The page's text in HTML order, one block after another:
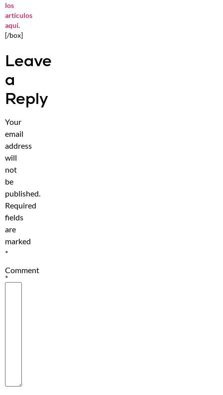
los
artículos
aquí.
[/box]
Leave
a
Reply
Your
email
address
will
not
be
published.
Required
fields
are
marked
*
Comment
*